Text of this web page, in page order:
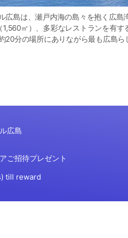
広島は、瀬戸内海の島々を抱く広
1,560㎡）、多彩なレストランを有
20分の場所にありながら最も広島
・宮島・江田島・呉など）も多く点